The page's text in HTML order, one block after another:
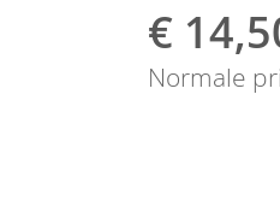
Speciale
prijs
€
Normale